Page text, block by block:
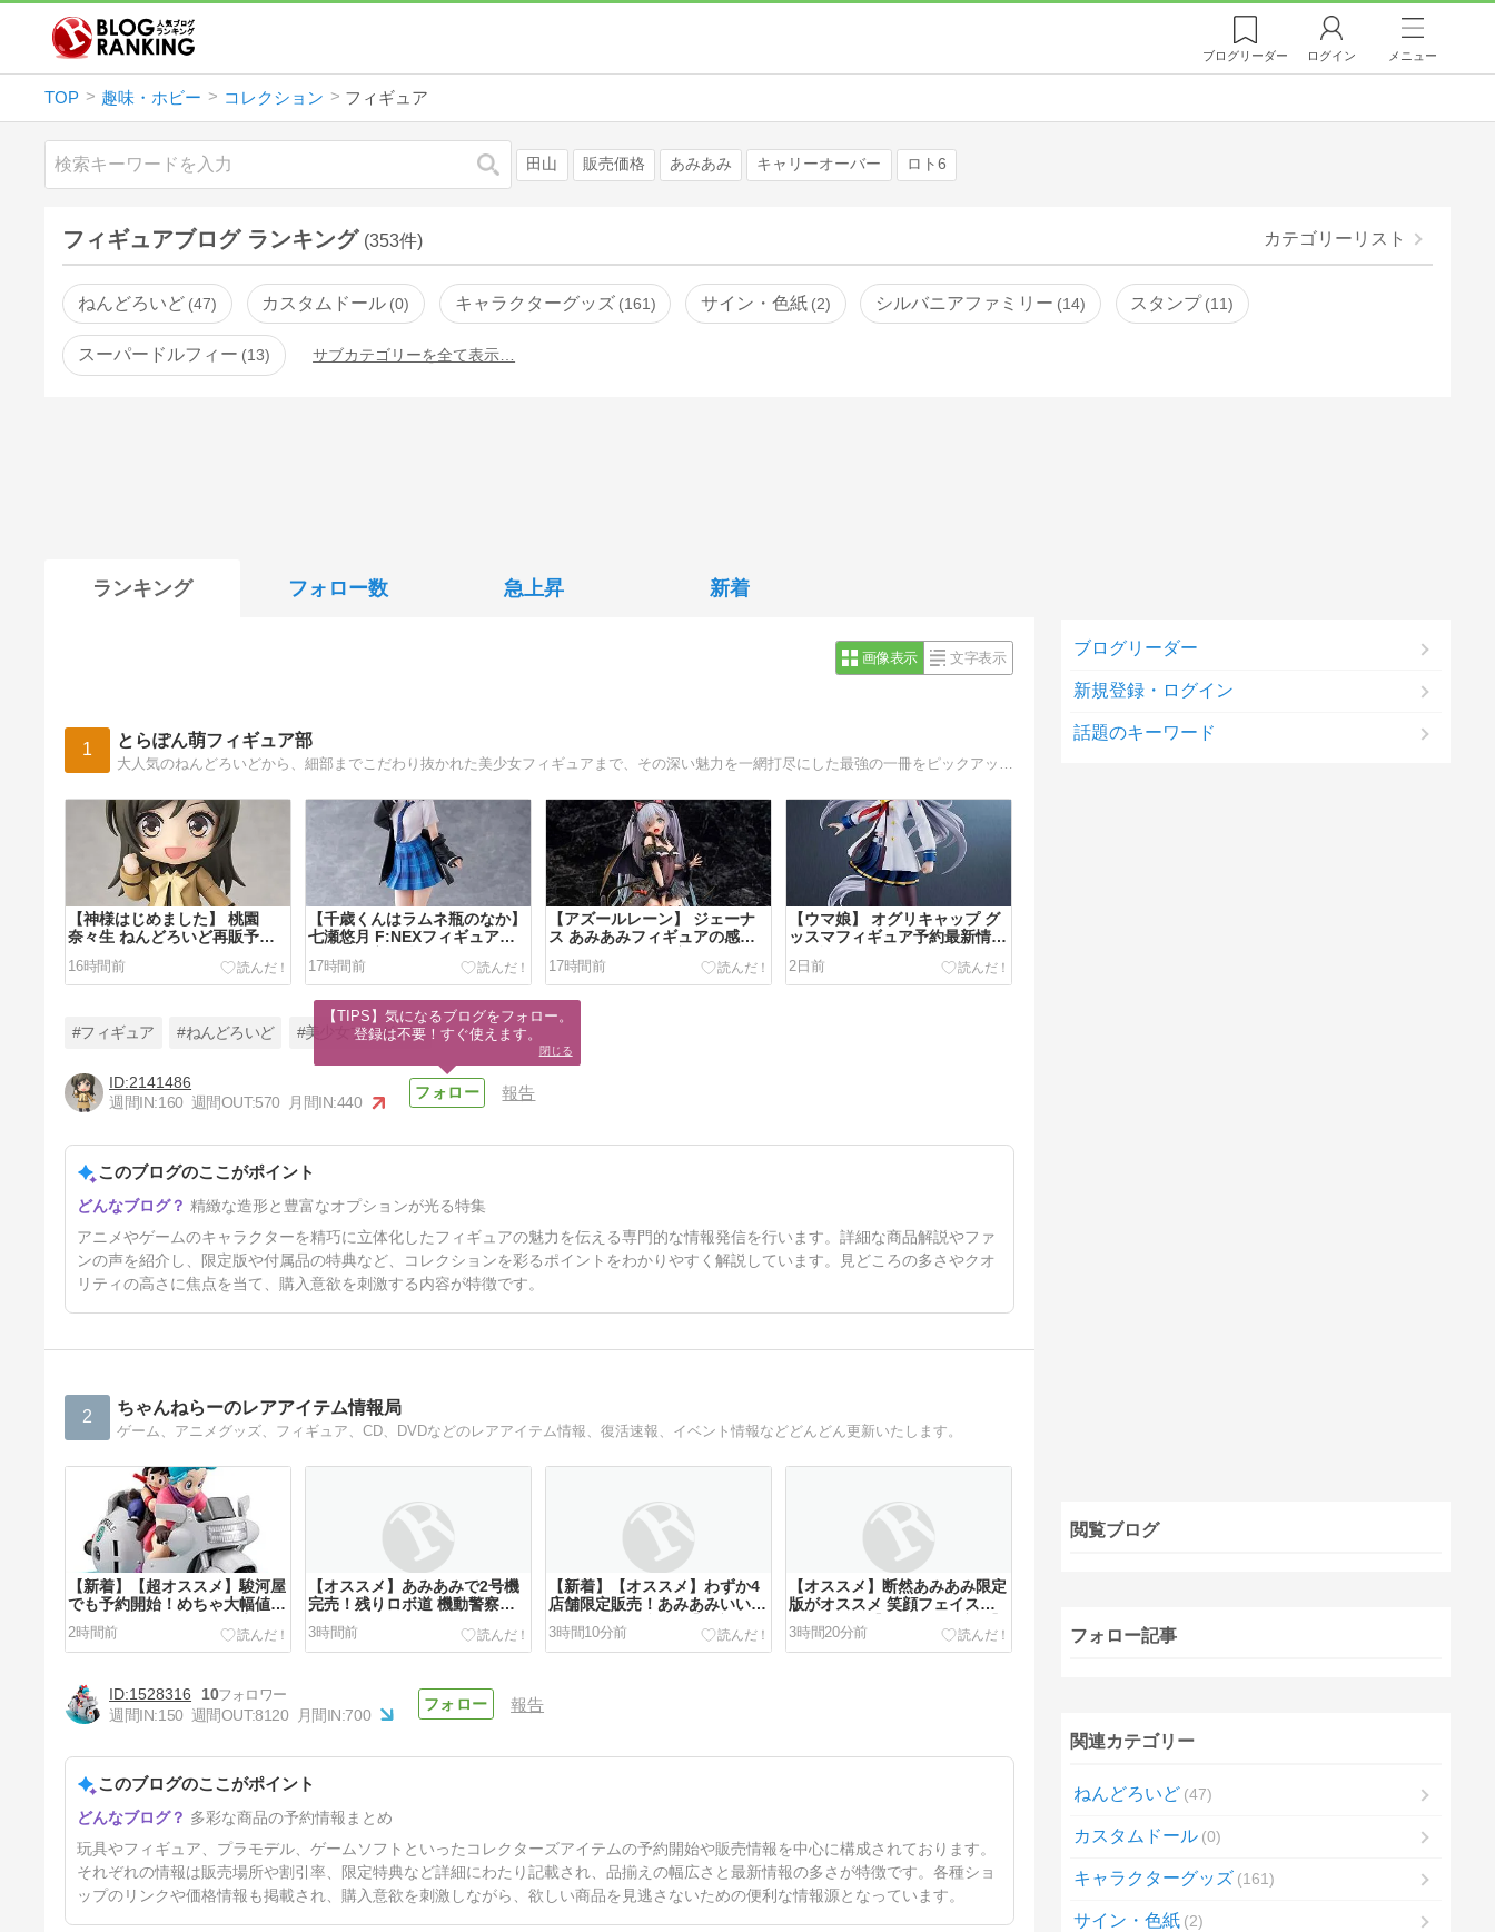
ブログリーダー ログイン メニュー
TOP 趣味・ホビー コレクション フィギュア
検索 田山 販売価格 あみあみ キャリーオーバー ロト6
フィギュアブログ ランキング (353件) カテゴリーリスト
ねんどろいど 47 カスタムドール 0 キャラクターグッズ 161 サイン・色紙 2 シルバニアファミリー 14 スタンプ 11
スーパードルフィー 13 サブカテゴリーを全て表示…
ランキング フォロー数 急上昇 新着
画像表示 文字表示
1 とらぽん萌フィギュア部
【神様はじめました】 桃園
奈々生 ねんどろいど再販予約
16時間前
【千歳くんはラムネ瓶のなか】
七瀬悠月 F:NEXフィギュアの
17時間前
【アズールレーン】 ジェーナ
ス あみあみフィギュアの感想
17時間前
【ウマ娘】 オグリキャップ グ
ッスマフィギュア予約最新情
2日前
ィア ねんどろいど グッスマ 予
約・購入 レビュー
2日前
#フィギュア #ねんどろいど #美少女フィギュア
2141486
週間IN:160 週間OUT:570 月間IN:440
報告
このブログのここがポイント
精緻な造形と豊富なオプションが光る特集
アニメやゲームのキャラクターを精巧に立体化したフィギュアの魅力を伝える専門的な情報発信を行います。詳細な商品解説やファ
ンの声を紹介し、限定版や付属品の特典など、コレクションを彩るポイントをわかりやすく解説しています。見どころの多さやクオ
リティの高さに焦点を当て、購入意欲を刺激する内容が特徴です。
2 ちゃんねらーのレアアイテム情報局
ゲーム、アニメグッズ、フィギュア、CD、DVDなどのレアアイテム情報、復活速報、イベント情報などどんどん更新いたします。
【新着】【超オススメ】駿河屋
でも予約開始！めちゃ大幅値引
きです！ヤフオクめちゃ高騰の
復刻 デスクトップリアルマッ
コイ ドラゴンボール 06 孫悟空
2時間前
【オススメ】あみあみで2号機
完売！残りロボ道 機動警察パ
トレイバー イングラム3号機
重塗装版 1/35 可動フィギュア
まだあり！数量限定店舗限定な
3時間前
【新着】【オススメ】わずか4
店舗限定販売！あみあみいいね
数早くも200近くへ【限定販
売】Lucrea(ルクリア) 無職転
生III ～異世界行ったら本気だ
3時間10分前
【オススメ】断然あみあみ限定
版がオススメ 笑顔フェイスパ
ーツ付き！【あみあみ限定版】
ライムライト・レモネードジャ
ム「陽見恵凪」 1/3.5 完成品フ
3時間20分前
【超オススメ】駿河屋めちゃ大
幅値引きで予約開始中まだあり
VF-1J バルキリー45th Anniv.
超合金魂 GX-121 コン・バトラ
ーV6 やGX-88 機甲艦隊ダイラ
ガーXV など
3時間30分前
1528316
10
週間IN:150 週間OUT:8120 月間IN:700
報告
このブログのここがポイント
多彩な商品の予約情報まとめ
玩具やフィギュア、プラモデル、ゲームソフトといったコレクターズアイテムの予約開始や販売情報を中心に構成されております。
それぞれの情報は販売場所や割引率、限定特典など詳細にわたり記載され、品揃えの幅広さと最新情報の多さが特徴です。各種ショ
ップのリンクや価格情報も掲載され、購入意欲を刺激しながら、欲しい商品を見逃さないための便利な情報源となっています。
ブログリーダー
新規登録・ログイン
話題のキーワード
閲覧ブログ
フォロー記事
関連カテゴリー
ねんどろいど 47
カスタムドール 0
キャラクターグッズ 161
サイン・色紙 2
【TIPS】気になるブログをフォロー。
登録は不要！すぐ使えます。
閉じる